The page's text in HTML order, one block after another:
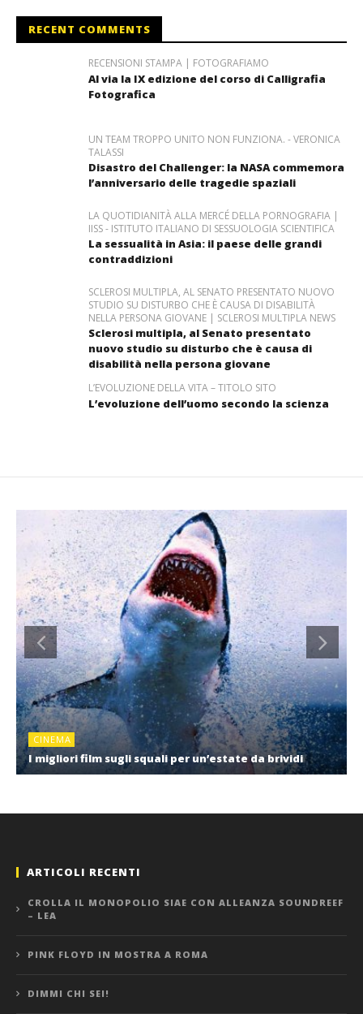
RECENT COMMENTS
RECENSIONI STAMPA | FOTOGRAFIAMO
Al via la IX edizione del corso di Calligrafia
Fotografica
UN TEAM TROPPO UNITO NON FUNZIONA. - VERONICA
TALASSI
Disastro del Challenger: la NASA commemora
l’anniversario delle tragedie spaziali
LA QUOTIDIANITÀ ALLA MERCÉ DELLA PORNOGRAFIA |
IISS - ISTITUTO ITALIANO DI SESSUOLOGIA SCIENTIFICA
La sessualità in Asia: il paese delle grandi
contraddizioni
SCLEROSI MULTIPLA, AL SENATO PRESENTATO NUOVO
STUDIO SU DISTURBO CHE È CAUSA DI DISABILITÀ
NELLA PERSONA GIOVANE | SCLEROSI MULTIPLA NEWS
Sclerosi multipla, al Senato presentato
nuovo studio su disturbo che è causa di
disabilità nella persona giovane
L’EVOLUZIONE DELLA VITA – TITOLO SITO
L’evoluzione dell’uomo secondo la scienza
CINEMA
I migliori film sugli squali per un’estate da brividi
ARTICOLI RECENTI
CROLLA IL MONOPOLIO SIAE CON ALLEANZA SOUNDREEF
– LEA
PINK FLOYD IN MOSTRA A ROMA
DIMMI CHI SEI!